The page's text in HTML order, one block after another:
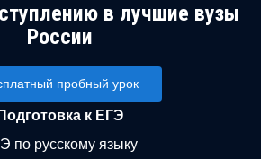
в лучшие вузы
России
пробный урок
Подготовка к ЕГЭ
по русскому языку